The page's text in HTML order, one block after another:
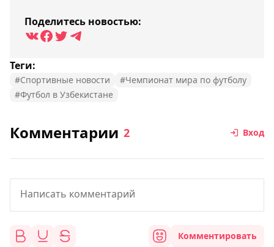
Поделитесь новостью:
Теги:
#Спортивные новости
#Чемпионат мира по футболу
#Футбол в Узбекистане
Комментарии 2 Вход
Комментировать